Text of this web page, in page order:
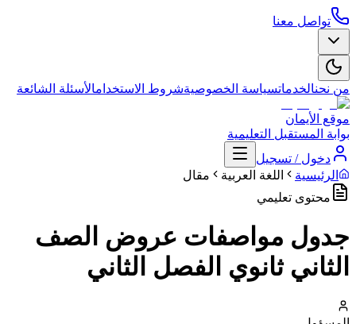
تواصل معنا
من نحنالخدماتسياسة الخصوصيةشروط الاستخدامالأسئلة الشائعة
موقع الأيمان
بوابة المستقبل التعليمية
دخول / تسجيل
الرئيسية
اللغة العربية
مقال
محتوى تعليمي
جدول مواصفات عروض الصف
الثاني ثانوي الفصل الثاني